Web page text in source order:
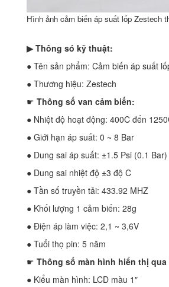
Hình ảnh cảm biến áp suất lốp Zestech
▶ Thông só kỹ thuật:
● Tên sản phẩm: Cảm biến áp suất
● Thương hiệu: Zestech
☛ Thông số van cảm biến:
● Nhiệt độ hoạt động: 400C đến
● Giới hạn áp suất: 0 ~ 8 Bar
● Dung sai áp suất: ±1.5 Psi (0.1 Bar)
● Dung sai nhiệt độ ±3 độ C
● Tần số truyền tải: 433.92 MHZ
● Khối lượng 1 cảm biến: 28g
● Điện áp làm việc: 2,1 ~ 3,6V
● Tuổi thọ pin: 5 năm
☛ Thông số màn hình hiển thị
● Kiểu màn hình: LCD màu 1″